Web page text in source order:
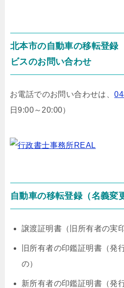
北本市の自動車の移転登録
ビスのお問い合わせ
お電話でのお問い合わせは、
日9:00～20:00）
自動車の移転登録（名義変
譲渡証明書（旧所有者の実
旧所有者の印鑑証明書（発
の）
新所有者の印鑑証明書（発